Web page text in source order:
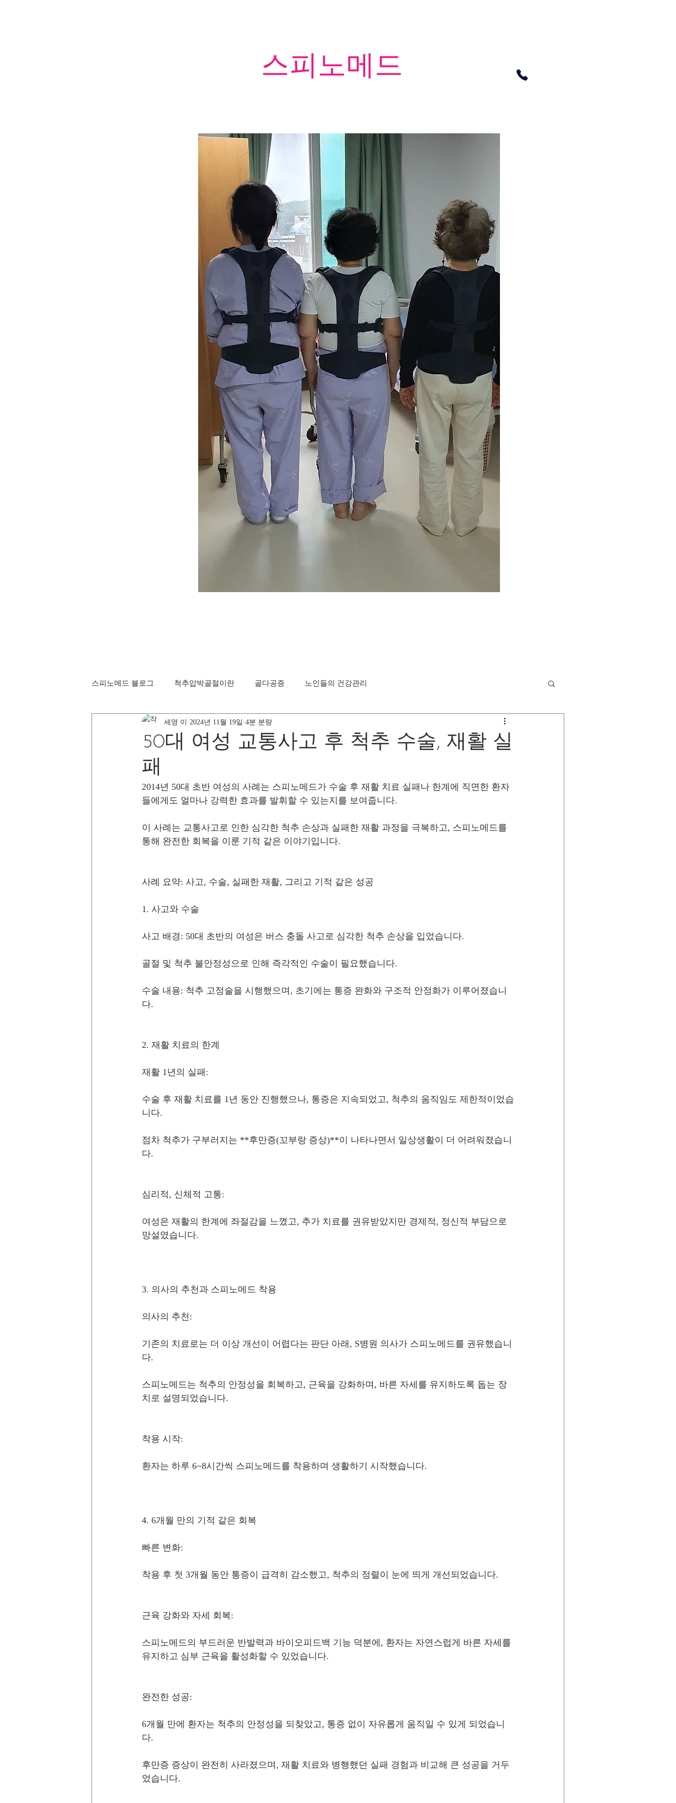
​스피노메드
스피노메드 블로그 척추압박골절이란 골다공증 노인들의 건강관리
50대 여성 교통사고 후 척추 수술, 재활 실
패
세영 이 2024년 11월 19일 4분 분량
2014년 50대 초반 여성의 사례는 스피노메드가 수술 후 재활 치료 실패나 한계에 직면한 환자
들에게도 얼마나 강력한 효과를 발휘할 수 있는지를 보여줍니다.
이 사례는 교통사고로 인한 심각한 척추 손상과 실패한 재활 과정을 극복하고, 스피노메드를
통해 완전한 회복을 이룬 기적 같은 이야기입니다.
사례 요약: 사고, 수술, 실패한 재활, 그리고 기적 같은 성공
1. 사고와 수술
사고 배경: 50대 초반의 여성은 버스 충돌 사고로 심각한 척추 손상을 입었습니다.
골절 및 척추 불안정성으로 인해 즉각적인 수술이 필요했습니다.
수술 내용: 척추 고정술을 시행했으며, 초기에는 통증 완화와 구조적 안정화가 이루어졌습니
다.
2. 재활 치료의 한계
재활 1년의 실패:
수술 후 재활 치료를 1년 동안 진행했으나, 통증은 지속되었고, 척추의 움직임도 제한적이었습
니다.
점차 척추가 구부러지는 **후만증(꼬부랑 증상)**이 나타나면서 일상생활이 더 어려워졌습니
다.
심리적, 신체적 고통:
여성은 재활의 한계에 좌절감을 느꼈고, 추가 치료를 권유받았지만 경제적, 정신적 부담으로
망설였습니다.
3. 의사의 추천과 스피노메드 착용
의사의 추천:
기존의 치료로는 더 이상 개선이 어렵다는 판단 아래, S병원 의사가 스피노메드를 권유했습니
다.
스피노메드는 척추의 안정성을 회복하고, 근육을 강화하며, 바른 자세를 유지하도록 돕는 장
치로 설명되었습니다.
착용 시작:
환자는 하루 6~8시간씩 스피노메드를 착용하며 생활하기 시작했습니다.
4. 6개월 만의 기적 같은 회복
빠른 변화:
착용 후 첫 3개월 동안 통증이 급격히 감소했고, 척추의 정렬이 눈에 띄게 개선되었습니다.
근육 강화와 자세 회복:
스피노메드의 부드러운 반발력과 바이오피드백 기능 덕분에, 환자는 자연스럽게 바른 자세를
유지하고 심부 근육을 활성화할 수 있었습니다.
완전한 성공:
6개월 만에 환자는 척추의 안정성을 되찾았고, 통증 없이 자유롭게 움직일 수 있게 되었습니
다.
후만증 증상이 완전히 사라졌으며, 재활 치료와 병행했던 실패 경험과 비교해 큰 성공을 거두
었습니다.